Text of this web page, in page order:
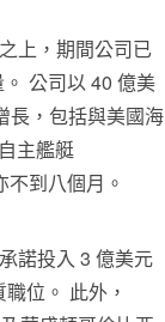
上，期間公司已
公司以 40 億美
長，包括與美國海
主艦艇
到八個月。
諾投入 3 億美元
位。 此外，